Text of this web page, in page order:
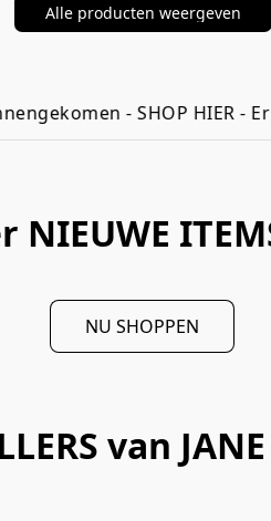
Alle producten weergeven
- SHOP HIER - Er is
NIEUWE
NU SHOPPEN
van